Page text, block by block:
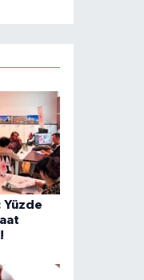
Yüzde